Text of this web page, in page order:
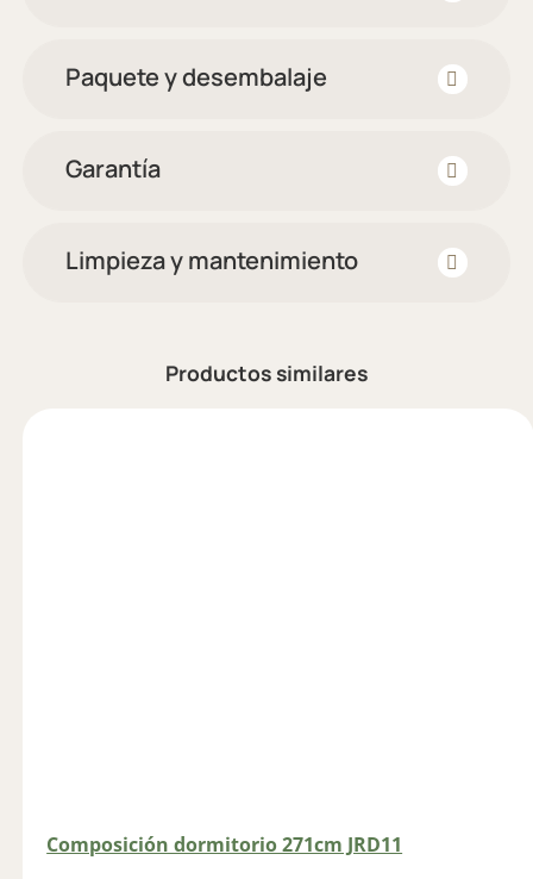
Paquete y desembalaje
Garantía
Limpieza y mantenimiento
Productos similares
Composición dormitorio 271cm JRD11